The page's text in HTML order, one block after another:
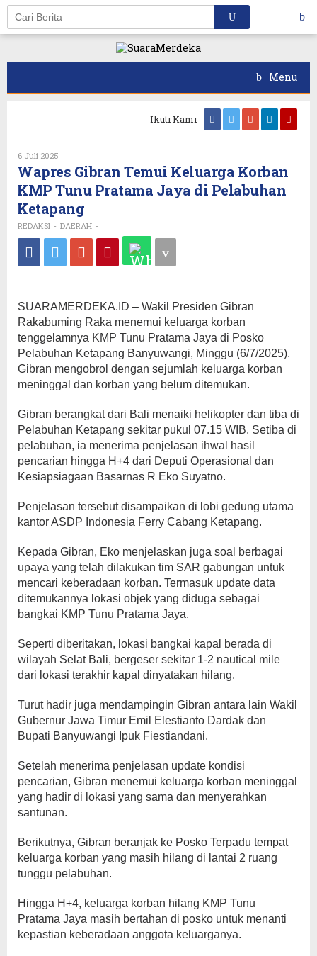
Skip
content
Menu
Ikuti Kami
6 Juli 2025
REDAKSI
Wapres Gibran Temui Keluarga Korban
KMP Tunu Pratama Jaya di Pelabuhan
Ketapang
REDAKSI - DAERAH -
SUARAMERDEKA.ID – Wakil Presiden Gibran
Rakabuming Raka menemui keluarga korban
tenggelamnya KMP Tunu Pratama Jaya di Posko
Pelabuhan Ketapang Banyuwangi, Minggu (6/7/2025).
Gibran mengobrol dengan sejumlah keluarga korban
meninggal dan korban yang belum ditemukan.
Gibran berangkat dari Bali menaiki helikopter dan tiba di
Pelabuhan Ketapang sekitar pukul 07.15 WIB. Setiba di
pelabuhan, ia menerima penjelasan ihwal hasil
pencarian hingga H+4 dari Deputi Operasional dan
Kesiapsiagaan Basarnas R Eko Suyatno.
Penjelasan tersebut disampaikan di lobi gedung utama
kantor ASDP Indonesia Ferry Cabang Ketapang.
Kepada Gibran, Eko menjelaskan juga soal berbagai
upaya yang telah dilakukan tim SAR gabungan untuk
mencari keberadaan korban. Termasuk update data
ditemukannya lokasi objek yang diduga sebagai
bangkai KMP Tunu Pratama Jaya.
Seperti diberitakan, lokasi bangkai kapal berada di
wilayah Selat Bali, bergeser sekitar 1-2 nautical mile
dari lokasi terakhir kapal dinyatakan hilang.
Turut hadir juga mendampingin Gibran antara lain Wakil
Gubernur Jawa Timur Emil Elestianto Dardak dan
Bupati Banyuwangi Ipuk Fiestiandani.
Setelah menerima penjelasan update kondisi
pencarian, Gibran menemui keluarga korban meninggal
yang hadir di lokasi yang sama dan menyerahkan
santunan.
Berikutnya, Gibran beranjak ke Posko Terpadu tempat
keluarga korban yang masih hilang di lantai 2 ruang
tunggu pelabuhan.
Hingga H+4, keluarga korban hilang KMP Tunu
Pratama Jaya masih bertahan di posko untuk menanti
kepastian keberadaan anggota keluarganya.